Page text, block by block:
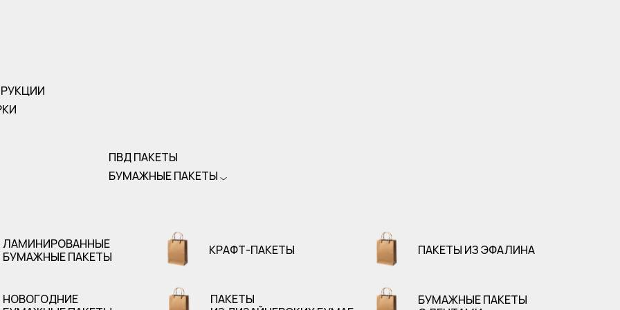
БУМАЖНЫЕ ПАКЕТЫ
ПВД ПАКЕТЫ
ЛАМИНИРОВАННЫЕ
БУМАЖНЫЕ ПАКЕТЫ
КРАФТ-ПАКЕТЫ ПАКЕТЫ ИЗ ЭФАЛИНА
НОВОГОДНИЕ
ПАКЕТЫ
БУМАЖНЫЕ ПАКЕТЫ